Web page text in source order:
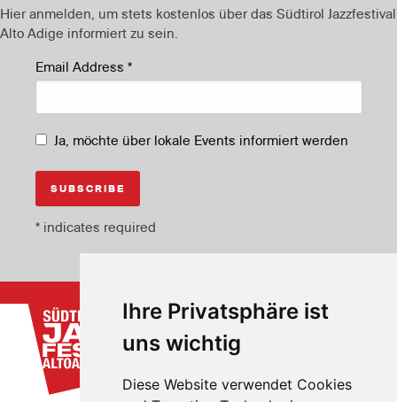
Ihre Privatsphäre ist
uns wichtig
Diese Website verwendet Cookies
Hier anmelden, um stets kostenlos über das Südtirol Jazzfestival
Alto Adige informiert zu sein.
Email Address *
Ja, möchte über lokale Events informiert werden
*indicates required